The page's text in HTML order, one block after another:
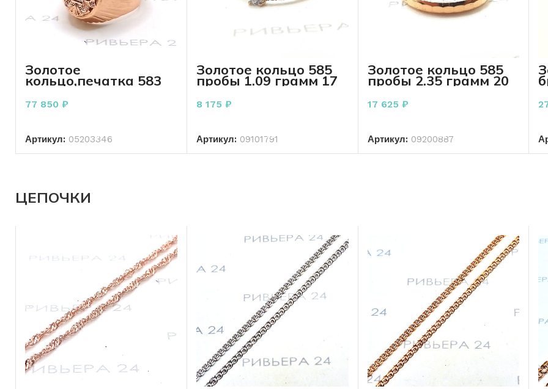
Золотое
кольцо,печатка 583
пробы 10.38 грамма
77 850 ₽
Артикул: 05203346
Золотое кольцо 585
пробы 1.09 грамм 17
р-р
8 175 ₽
Артикул: 09101791
Золотое кольцо 585
пробы 2.35 грамм 20
р-р
17 625 ₽
Артикул: 09200887
ЦЕПОЧКИ